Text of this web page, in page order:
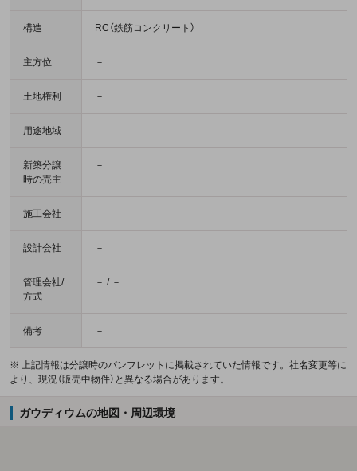
構造 RC（鉄筋コンクリート）
主方位 －
土地権利 －
用途地域 －
新築分譲
時の売主
－
施工会社 －
設計会社 －
管理会社/
方式
－ / －
備考 －
※ 上記情報は分譲時のパンフレットに掲載されていた情報です。社名変更等に
より、現況（販売中物件）と異なる場合があります。
ガウディウムの地図・周辺環境